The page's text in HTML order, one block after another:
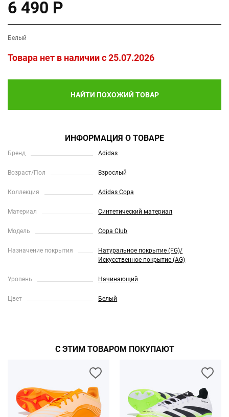
6 490 Р
Белый
Товара нет в наличии c 25.07.2026
НАЙТИ ПОХОЖИЙ ТОВАР
ИНФОРМАЦИЯ О ТОВАРЕ
Бренд Adidas
Возраст/Пол Взрослый
Коллекция Adidas Copa
Материал Синтетический материал
Модель Copa Club
Назначение покрытия
Натуральное покрытие (FG)/
Искусственное покрытие (AG)
Уровень Начинающий
Цвет Белый
С ЭТИМ ТОВАРОМ ПОКУПАЮТ